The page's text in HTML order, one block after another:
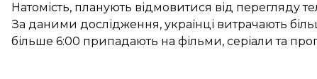
Натомість, планують відмовитися від перегляду
За даними дослідження, українці витрачають
більше 6:00 припадають на фільми, серіали та